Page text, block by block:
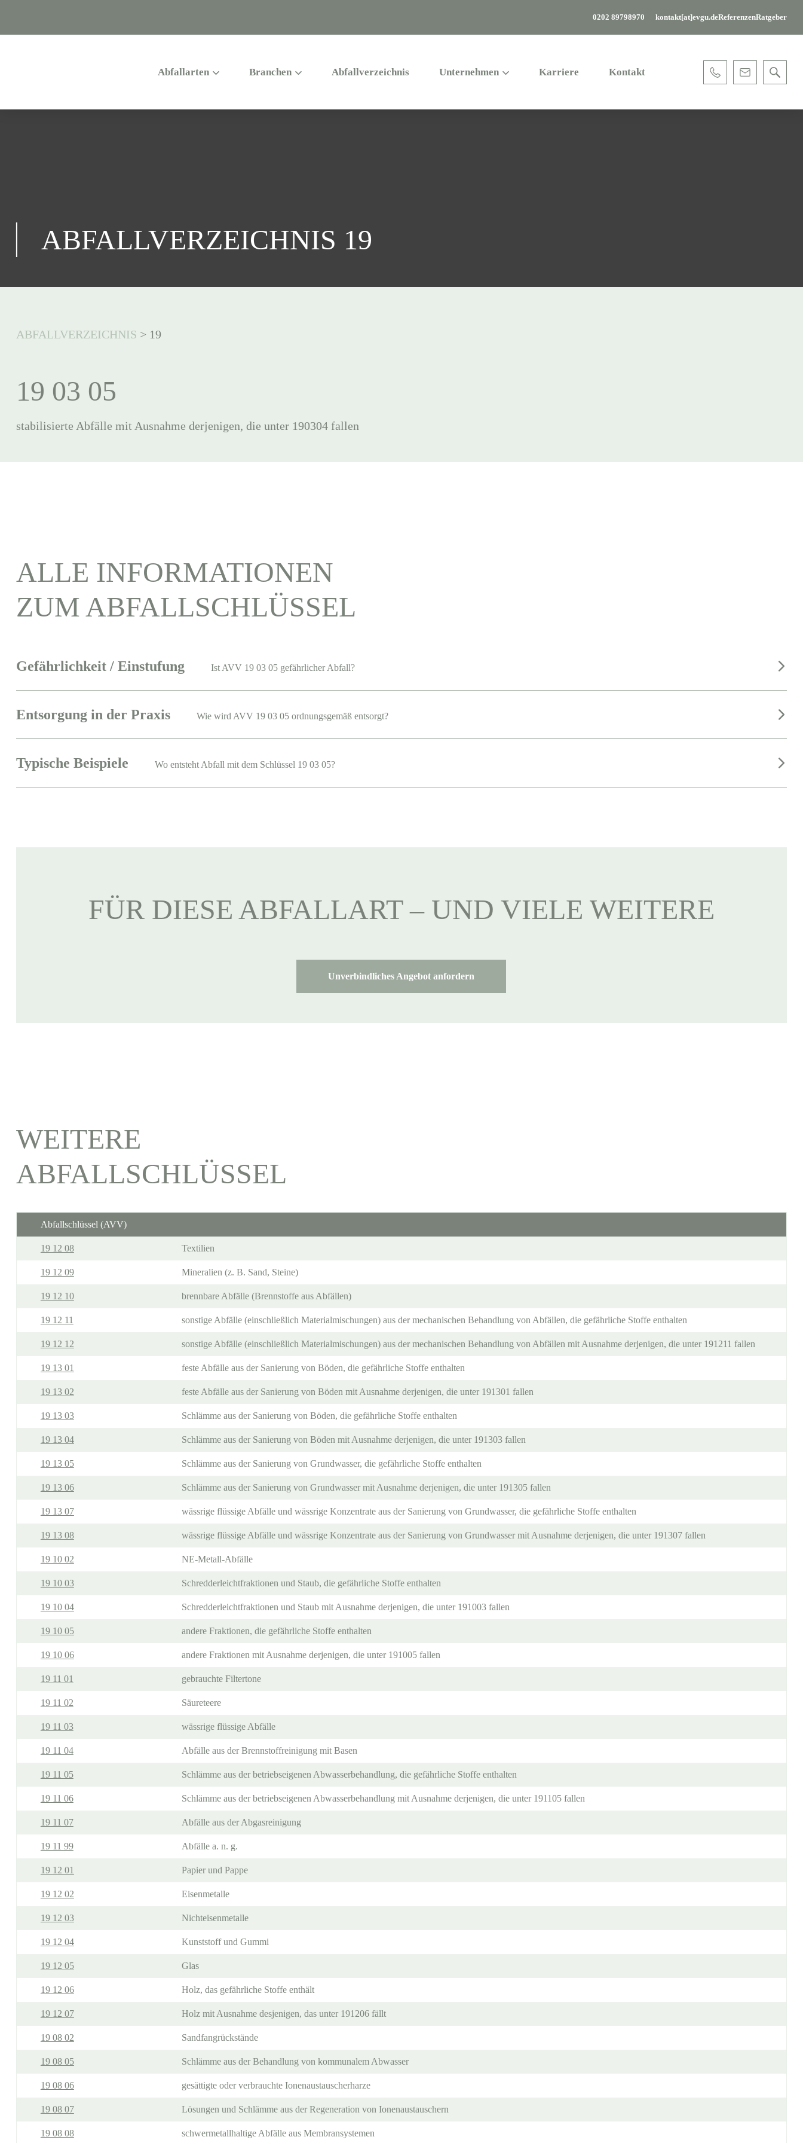
0202 89798970 kontakt[at]evgu.deReferenzenRatgeber
Abfallarten Branchen Abfallverzeichnis Unternehmen Karriere Kontakt
ABFALLVERZEICHNIS 19
ABFALLVERZEICHNIS > 19
19 03 05
stabilisierte Abfälle mit Ausnahme derjenigen, die unter 190304 fallen
ALLE INFORMATIONEN
ZUM ABFALLSCHLÜSSEL
Gefährlichkeit / Einstufung Ist AVV 19 03 05 gefährlicher Abfall?
Entsorgung in der Praxis Wie wird AVV 19 03 05 ordnungsgemäß entsorgt?
Typische Beispiele Wo entsteht Abfall mit dem Schlüssel 19 03 05?
FÜR DIESE ABFALLART – UND VIELE WEITERE
Unverbindliches Angebot anfordern
WEITERE
ABFALLSCHLÜSSEL
Abfallschlüssel (AVV)
19 12 08 Textilien
19 12 09 Mineralien (z. B. Sand, Steine)
19 12 10 brennbare Abfälle (Brennstoffe aus Abfällen)
19 12 11 sonstige Abfälle (einschließlich Materialmischungen) aus der mechanischen Behandlung von Abfällen, die gefährliche Stoffe enthalten
19 12 12 sonstige Abfälle (einschließlich Materialmischungen) aus der mechanischen Behandlung von Abfällen mit Ausnahme derjenigen, die unter 191211 fallen
19 13 01 feste Abfälle aus der Sanierung von Böden, die gefährliche Stoffe enthalten
19 13 02 feste Abfälle aus der Sanierung von Böden mit Ausnahme derjenigen, die unter 191301 fallen
19 13 03 Schlämme aus der Sanierung von Böden, die gefährliche Stoffe enthalten
19 13 04 Schlämme aus der Sanierung von Böden mit Ausnahme derjenigen, die unter 191303 fallen
19 13 05 Schlämme aus der Sanierung von Grundwasser, die gefährliche Stoffe enthalten
19 13 06 Schlämme aus der Sanierung von Grundwasser mit Ausnahme derjenigen, die unter 191305 fallen
19 13 07 wässrige flüssige Abfälle und wässrige Konzentrate aus der Sanierung von Grundwasser, die gefährliche Stoffe enthalten
19 13 08 wässrige flüssige Abfälle und wässrige Konzentrate aus der Sanierung von Grundwasser mit Ausnahme derjenigen, die unter 191307 fallen
19 10 02 NE-Metall-Abfälle
19 10 03 Schredderleichtfraktionen und Staub, die gefährliche Stoffe enthalten
19 10 04 Schredderleichtfraktionen und Staub mit Ausnahme derjenigen, die unter 191003 fallen
19 10 05 andere Fraktionen, die gefährliche Stoffe enthalten
19 10 06 andere Fraktionen mit Ausnahme derjenigen, die unter 191005 fallen
19 11 01 gebrauchte Filtertone
19 11 02 Säureteere
19 11 03 wässrige flüssige Abfälle
19 11 04 Abfälle aus der Brennstoffreinigung mit Basen
19 11 05 Schlämme aus der betriebseigenen Abwasserbehandlung, die gefährliche Stoffe enthalten
19 11 06 Schlämme aus der betriebseigenen Abwasserbehandlung mit Ausnahme derjenigen, die unter 191105 fallen
19 11 07 Abfälle aus der Abgasreinigung
19 11 99 Abfälle a. n. g.
19 12 01 Papier und Pappe
19 12 02 Eisenmetalle
19 12 03 Nichteisenmetalle
19 12 04 Kunststoff und Gummi
19 12 05 Glas
19 12 06 Holz, das gefährliche Stoffe enthält
19 12 07 Holz mit Ausnahme desjenigen, das unter 191206 fällt
19 08 02 Sandfangrückstände
19 08 05 Schlämme aus der Behandlung von kommunalem Abwasser
19 08 06 gesättigte oder verbrauchte Ionenaustauscherharze
19 08 07 Lösungen und Schlämme aus der Regeneration von Ionenaustauschern
19 08 08 schwermetallhaltige Abfälle aus Membransystemen